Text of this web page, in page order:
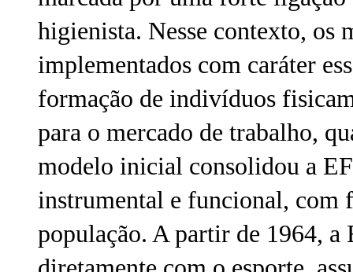
higienista. Nesse contexto, os
implementados com caráter
formação de indivíduos
para o mercado de trabalho,
modelo inicial consolidou a
instrumental e funcional, com
população. A partir de 1964, a